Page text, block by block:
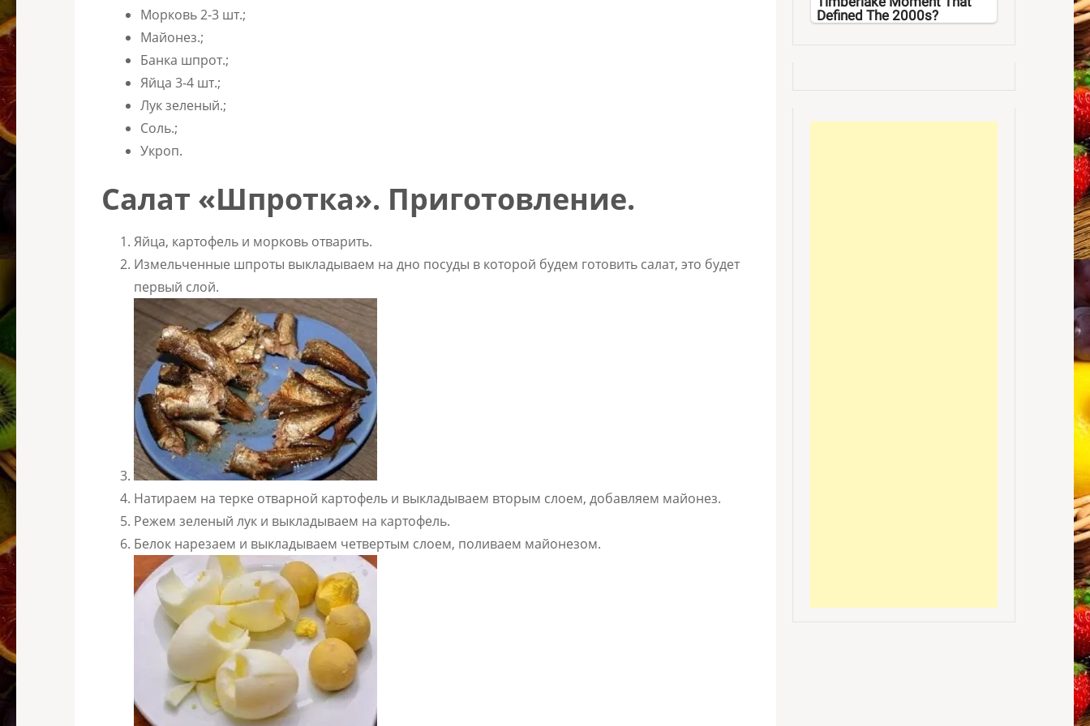
Морковь 2-3 шт.;
Майонез.;
Банка шпрот.;
Яйца 3-4 шт.;
Лук зеленый.;
Соль.;
Укроп.
Салат «Шпротка». Приготовление.
Яйца, картофель и морковь отварить.
Измельченные шпроты выкладываем на дно посуды в которой будем готовить салат, это будет
первый слой.
Натираем на терке отварной картофель и выкладываем вторым слоем, добавляем майонез.
Режем зеленый лук и выкладываем на картофель.
Белок нарезаем и выкладываем четвертым слоем, поливаем майонезом.
Defined The 2000s?